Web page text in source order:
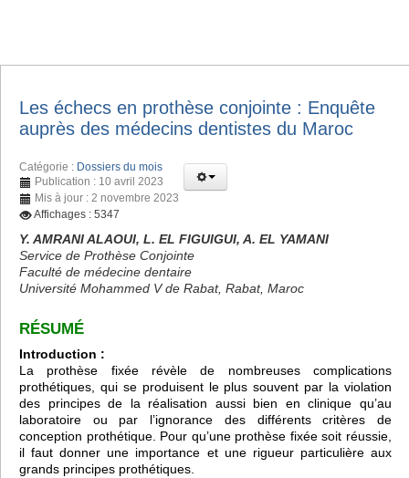
Les échecs en prothèse conjointe : Enquête
auprès des médecins dentistes du Maroc
Catégorie : Dossiers du mois
Publication : 10 avril 2023
Mis à jour : 2 novembre 2023
Affichages : 5347
Y. AMRANI ALAOUI, L. EL FIGUIGUI, A. EL YAMANI
Service de Prothèse Conjointe
Faculté de médecine dentaire
Université Mohammed V de Rabat, Rabat, Maroc
RÉSUMÉ
Introduction :
La prothèse fixée révèle de nombreuses complications
prothétiques, qui se produisent le plus souvent par la violation
des principes de la réalisation aussi bien en clinique qu’au
laboratoire ou par l’ignorance des différents critères de
conception prothétique. Pour qu’une prothèse fixée soit réussie,
il faut donner une importance et une rigueur particulière aux
grands principes prothétiques.